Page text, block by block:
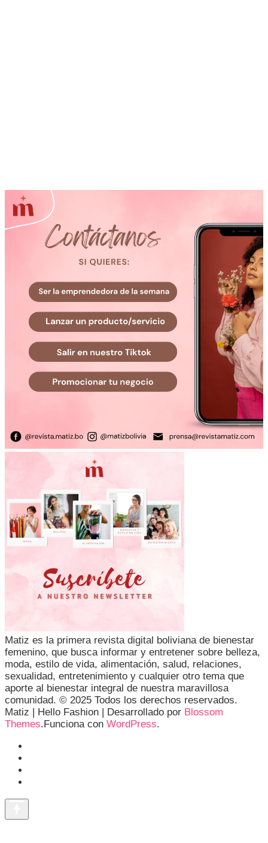
Matiz es la primera revista digital boliviana de bienestar
femenino, que busca informar y entretener sobre belleza,
moda, estilo de vida, alimentación, salud, relaciones,
sexualidad, entretenimiento y cualquier otro tema que
aporte al bienestar integral de nuestra maravillosa
comunidad. © 2025 Todos los derechos reservados.
Matiz | Hello Fashion | Desarrollado por Blossom
Themes.Funciona con WordPress.